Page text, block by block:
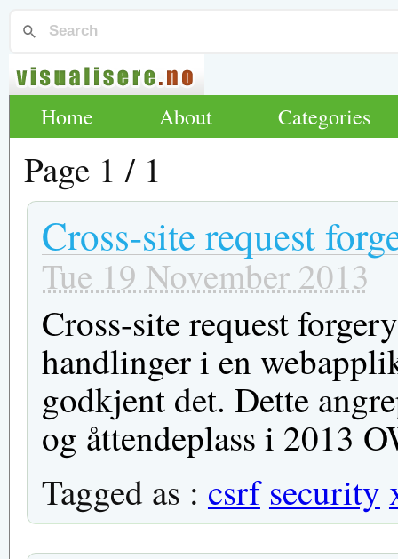
Home About Categories
Page 1 / 1
Cross-site request
Tue 19 November 2013
Cross-site request
handlinger i en
godkjent det. Dette
og åttendeplass i 2013
Tagged as : csrf security